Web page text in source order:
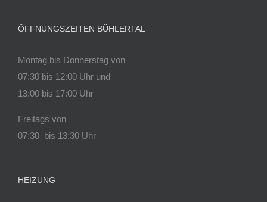
ÖFFNUNGSZEITEN BÜHLERTAL
Montag bis Donnerstag von
07:30 bis 12:00 Uhr und
13:00 bis 17:00 Uhr
Freitags von
07:30 bis 13:30 Uhr
HEIZUNG